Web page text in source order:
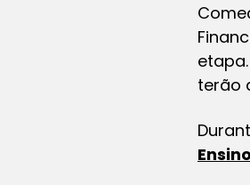
terão